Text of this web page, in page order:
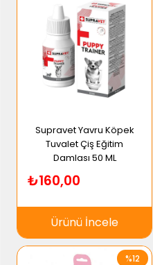
Supravet Yavru Köpek
Tuvalet Çiş Eğitim
Damlası 50 ML
₺160,00
Ürünü İncele
%12